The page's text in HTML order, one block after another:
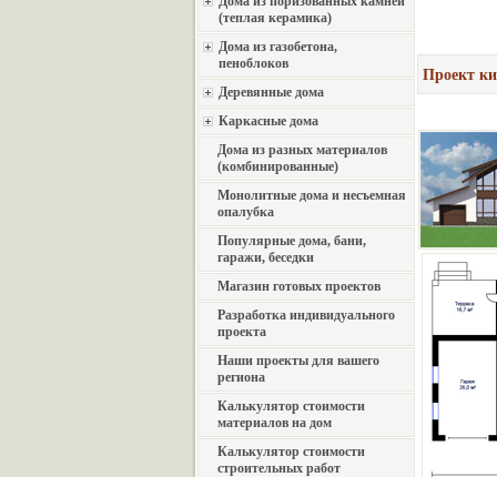
(теплая керамика)
Дома из газобетона,
пеноблоков
Деревянные дома
Каркасные дома
Дома из разных материалов
(комбинированные)
Монолитные дома и несъемная
опалубка
Популярные дома, бани,
гаражи, беседки
Магазин готовых проектов
Разработка индивидуального
проекта
Наши проекты для вашего
региона
Калькулятор стоимости
материалов на дом
Калькулятор стоимости
строительных работ
Проект